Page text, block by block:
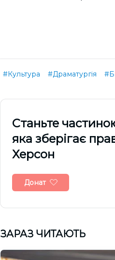
#Культура #Драматургія
Cтаньте
яка зберігає
Херсон
Донат
ЗАРАЗ ЧИТАЮТЬ